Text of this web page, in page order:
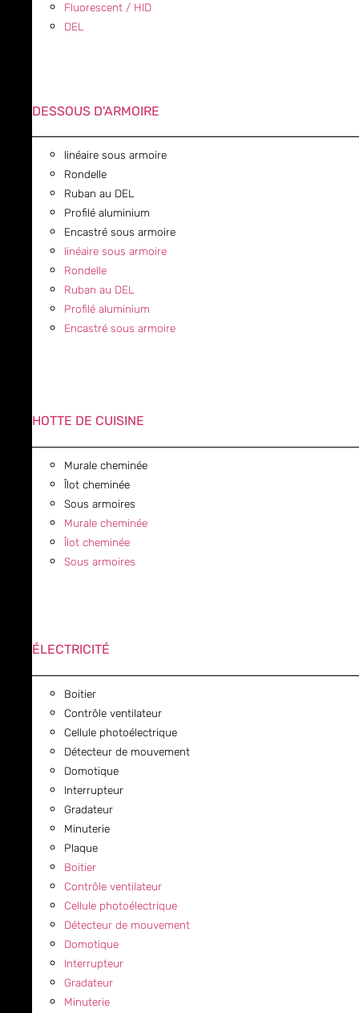
Fluorescent / HID
DEL
DESSOUS D'ARMOIRE
linéaire sous armoire
Rondelle
Ruban au DEL
Profilé aluminium
Encastré sous armoire
linéaire sous armoire
Rondelle
Ruban au DEL
Profilé aluminium
Encastré sous armoire
HOTTE DE CUISINE
Murale cheminée
Îlot cheminée
Sous armoires
Murale cheminée
Îlot cheminée
Sous armoires
ÉLECTRICITÉ
Boitier
Contrôle ventilateur
Cellule photoélectrique
Détecteur de mouvement
Domotique
Interrupteur
Gradateur
Minuterie
Plaque
Boitier
Contrôle ventilateur
Cellule photoélectrique
Détecteur de mouvement
Domotique
Interrupteur
Gradateur
Minuterie